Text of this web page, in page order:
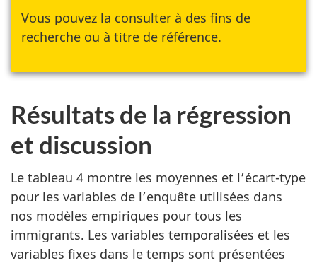
Vous pouvez la consulter à des fins de
recherche ou à titre de référence.
Résultats de la régression
et discussion
Le tableau 4 montre les moyennes et l’écart-type
pour les variables de l’enquête utilisées dans
nos modèles empiriques pour tous les
immigrants. Les variables temporalisées et les
variables fixes dans le temps sont présentées